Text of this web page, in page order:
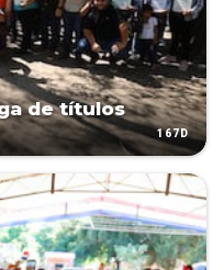
de títulos
167D